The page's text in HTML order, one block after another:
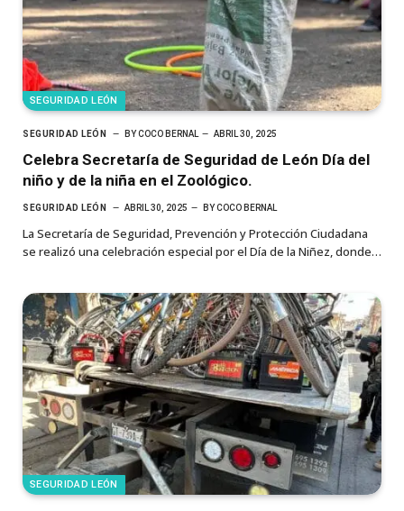
SEGURIDAD LEÓN
SEGURIDAD LEÓN BYCOCO BERNAL ABRIL 30, 2025
Celebra Secretaría de Seguridad de León Día del
niño y de la niña en el Zoológico.
SEGURIDAD LEÓN ABRIL 30, 2025 BYCOCO BERNAL
La Secretaría de Seguridad, Prevención y Protección Ciudadana
se realizó una celebración especial por el Día de la Niñez, donde…
SEGURIDAD LEÓN